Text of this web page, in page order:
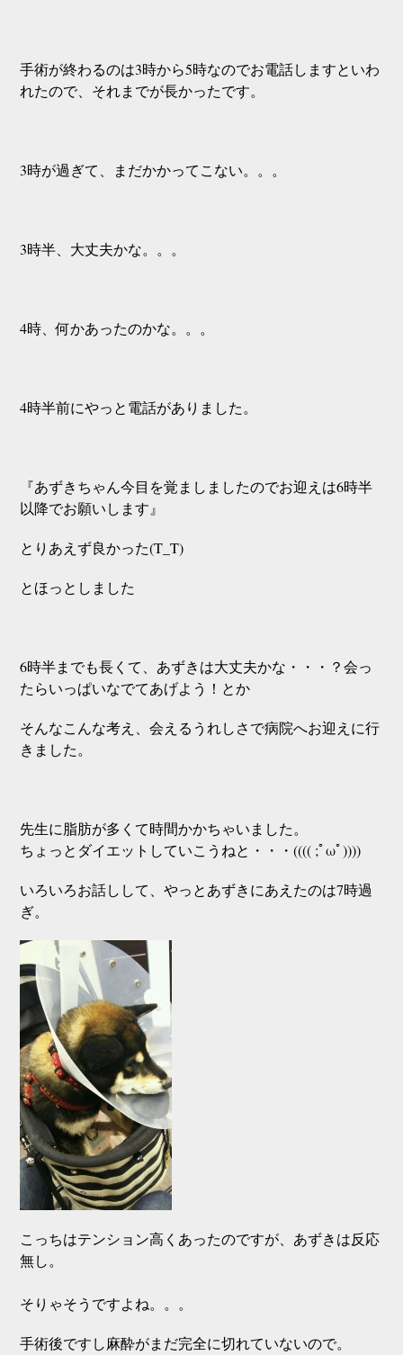
手術が終わるのは3時から5時なのでお電話しますといわ
れたので、それまでが長かったです。
3時が過ぎて、まだかかってこない。。。
3時半、大丈夫かな。。。
4時、何かあったのかな。。。
4時半前にやっと電話がありました。
『あずきちゃん今目を覚ましましたのでお迎えは6時半
以降でお願いします』
とりあえず良かった(T_T)
とほっとしました
6時半までも長くて、あずきは大丈夫かな・・・？会っ
たらいっぱいなでてあげよう！とか
そんなこんな考え、会えるうれしさで病院へお迎えに行
きました。
先生に脂肪が多くて時間かかちゃいました。
ちょっとダイエットしていこうねと・・・(((( ;ﾟωﾟ))))
いろいろお話しして、やっとあずきにあえたのは7時過
ぎ。
こっちはテンション高くあったのですが、あずきは反応
無し。
そりゃそうですよね。。。
手術後ですし麻酔がまだ完全に切れていないので。